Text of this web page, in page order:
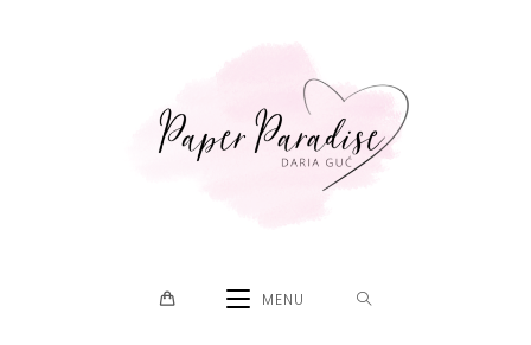
MENU